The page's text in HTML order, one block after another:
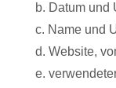
b. Datum und
c. Name und
d. Website,
e.